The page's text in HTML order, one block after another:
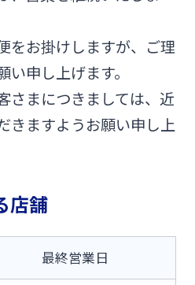
チャットで相談
客さま
をお掛けしますが、ご理
申し上げます。
さまにつきましては、近
きますようお願い申し上
店舗
最終営業日